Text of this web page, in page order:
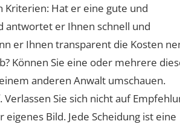
Kriterien: Hat er eine gute und
antwortet er Ihnen schnell und
er Ihnen transparent die Kosten
Können Sie eine oder mehrere
anderen Anwalt umschauen.
Sie sich nicht auf
Bild. Jede Scheidung ist eine